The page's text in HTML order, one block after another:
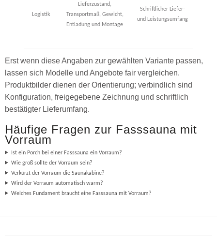
Logistik
Lieferzustand,
Transportmaß, Gewicht,
Entladung und Montage
Schriftlicher Liefer-
und Leistungsumfang
Erst wenn diese Angaben zur gewählten Variante passen,
lassen sich Modelle und Angebote fair vergleichen.
Produktbilder dienen der Orientierung; verbindlich sind
Konfiguration, freigegebene Zeichnung und schriftlich
bestätigter Lieferumfang.
Häufige Fragen zur Fasssauna mit
Vorraum
Ist ein Porch bei einer Fasssauna ein Vorraum?
Wie groß sollte der Vorraum sein?
Verkürzt der Vorraum die Saunakabine?
Wird der Vorraum automatisch warm?
Welches Fundament braucht eine Fasssauna mit Vorraum?